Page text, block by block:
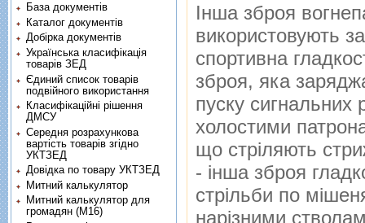
Iнша зброя
використовують
спортивна
зброя, яка
пуску сигнальних
холостими
що стрiляють
- iнша зброя
стрiльби по
нарiзними
База документів
Каталог документів
Добірка документів
Українська класифікація
товарів ЗЕД
Єдиний список товарів
подвійного використання
Класифікаційні рішення
ДМСУ
Середня розрахункова
вартість товарів згідно
УКТЗЕД
Довідка по товару УКТЗЕД
Митний калькулятор
Митний калькулятор для
громадян (М16)